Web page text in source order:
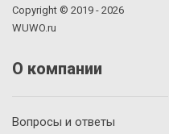
Copyright © 2019 - 2026
WUWO.ru
О компании
Вопросы и ответы